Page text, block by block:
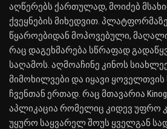
აღწერებს ქართულად, მოიძებ
ქვეყნების მიხედვით.
წყაროებიდან მოპოვებული,
რაც დაგეხმარება სწრაფად
საღამოს. აღმოაჩინე კინოს
მიმოხილვები და იყავი ყოველთვის
ჩვენთან ერთად. რაც მთავარია
აპლიკაცია რომელიც კიდევ უფრო
უყურო საყვარელ შოუს ყველგან